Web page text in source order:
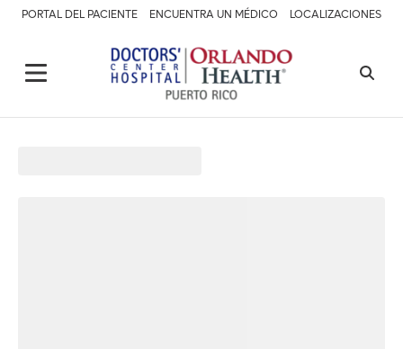
PORTAL DEL PACIENTE ENCUENTRA UN MÉDICO LOCALIZACIONES